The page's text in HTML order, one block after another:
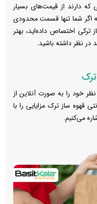
که دارند از قیمت‌های بسیار
اگر شما تنها قسمت محدودی
ترکی اختصاص داده‌اید، بهتر
در نظر داشته باشید.
خود را به صورت آنلاین از
قهوه ساز ترک مزایایی را با
می‌کنیم.